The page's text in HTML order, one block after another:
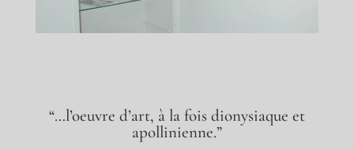
“…l’oeuvre d’art, à la fois dionysiaque et
apollinienne.”